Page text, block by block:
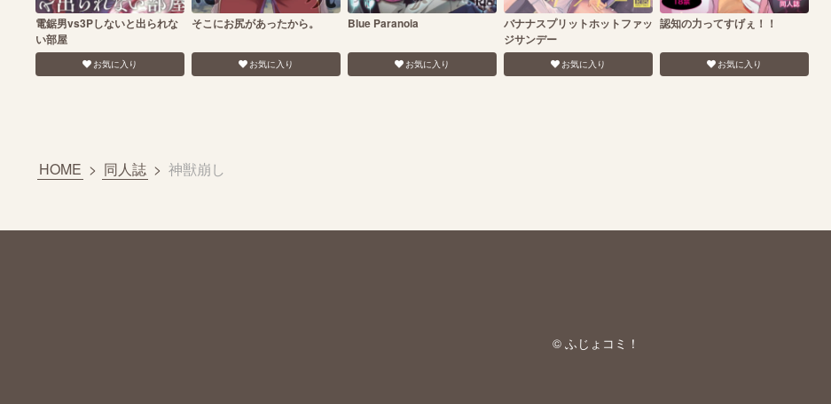
電鋸男vs3Pしないと出られな
い部屋
お気に入り
そこにお尻があったから。
お気に入り
Blue Paranoia
お気に入り
バナナスプリットホットファッ
ジサンデー
お気に入り
認知の力ってすげぇ！！
お気に入り
HOME > 同人誌 > 神獣崩し
© ふじょコミ！